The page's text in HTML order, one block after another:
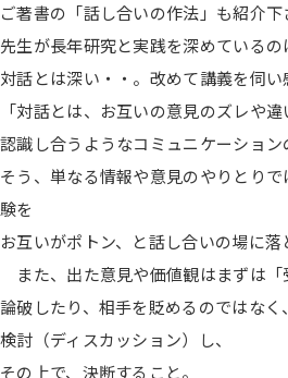
ご著書の「話し合いの作法」も紹介下
先生が長年研究と実践を深めているの
対話とは深い・・。改めて講義を伺い
「対話とは、お互いの意見のズレや違
認識し合うようなコミュニケーション
そう、単なる情報や意見のやりとり
験を
お互いがポトン、と話し合いの場に落
また、出た意見や価値観はまずは「
論破したり、相手を貶めるのではな
検討（ディスカッション）し、
その上で、決断すること。